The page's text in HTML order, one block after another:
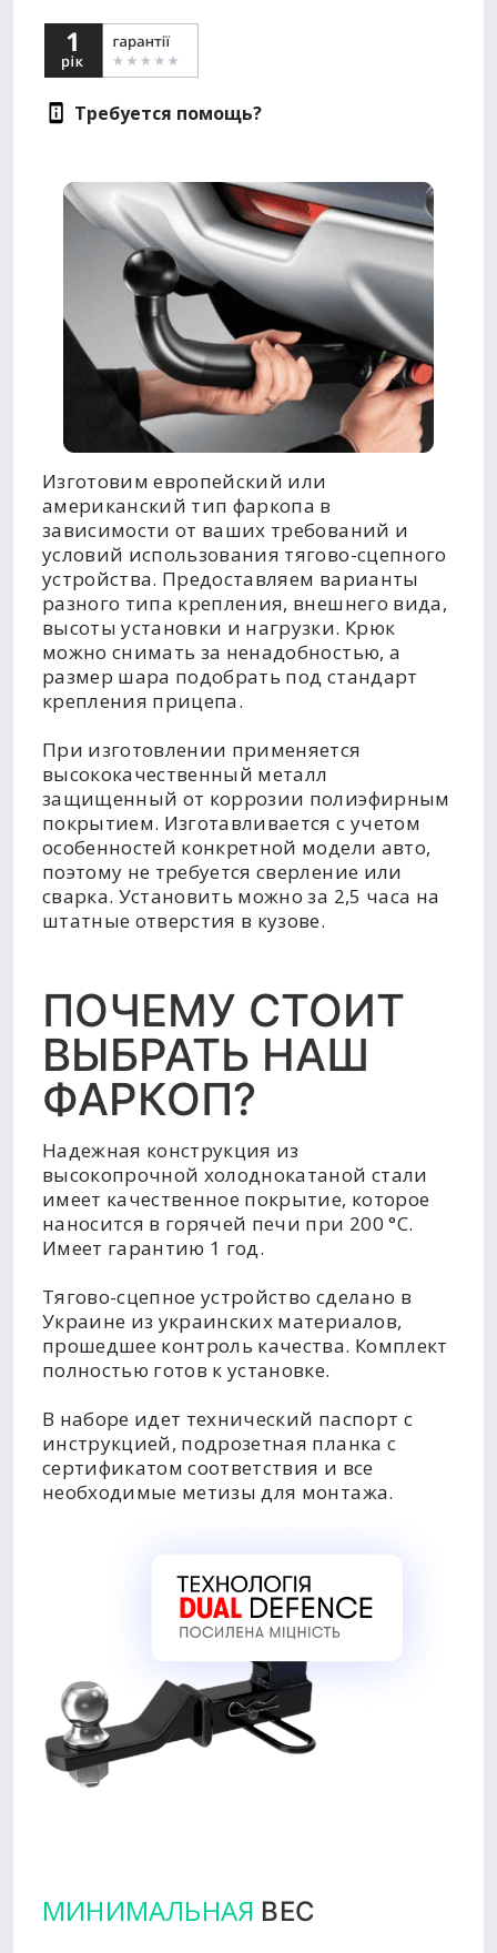
Требуется помощь?
Изготовим европейский или
американский тип фаркопа в
зависимости от ваших требований и
условий использования тягово-сцепного
устройства. Предоставляем варианты
разного типа крепления, внешнего вида,
высоты установки и нагрузки. Крюк
можно снимать за ненадобностью, а
размер шара подобрать под стандарт
крепления прицепа.
При изготовлении применяется
высококачественный металл
защищенный от коррозии полиэфирным
покрытием. Изготавливается с учетом
особенностей конкретной модели авто,
поэтому не требуется сверление или
сварка. Установить можно за 2,5 часа на
штатные отверстия в кузове.
ПОЧЕМУ СТОИТ
ВЫБРАТЬ НАШ
ФАРКОП?
Надежная конструкция из
высокопрочной холоднокатаной стали
имеет качественное покрытие, которое
наносится в горячей печи при 200 °C.
Имеет гарантию 1 год.
Тягово-сцепное устройство сделано в
Украине из украинских материалов,
прошедшее контроль качества. Комплект
полностью готов к установке.
В наборе идет технический паспорт с
инструкцией, подрозетная планка с
сертификатом соответствия и все
необходимые метизы для монтажа.
МИНИМАЛЬНАЯ ВЕС